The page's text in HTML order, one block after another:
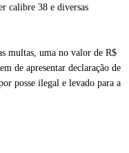
calibre 38 e diversas
multas, uma no valor de R$
de apresentar declaração de
posse ilegal e levado para a